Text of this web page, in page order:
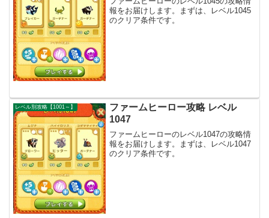
報をお届けします。まずは、レベル1045
のクリア条件です。
レベル別攻略【1001～】
ファームヒーロー攻略 レベル
1047
ファームヒーローのレベル1047の攻略情
報をお届けします。まずは、レベル1047
のクリア条件です。